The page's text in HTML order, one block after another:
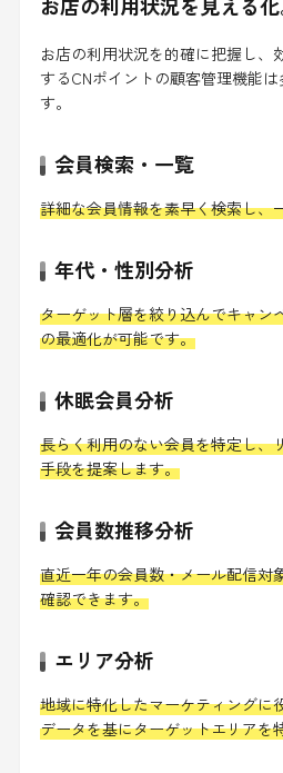
お店の利用状況を的確に把握し、
するCNポイントの顧客管理機能
す。
会員検索・一覧
詳細な会員情報を素早く検索し、
年代・性別分析
ターゲット層を絞り込んでキャン
の最適化が可能です。
休眠会員分析
長らく利用のない会員を特定し、
手段を提案します。
会員数推移分析
直近一年の会員数・メール配信対
確認できます。
エリア分析
地域に特化したマーケティングに
データを基にターゲットエリアを